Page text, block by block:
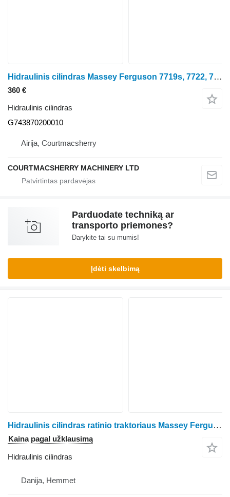
Hidraulinis cilindras Massey Ferguson 7719s, 7722, 7724, 7726 Lift Cylinder Ram G743870200010 ratinio traktoriaus
360 €
Hidraulinis cilindras
G743870200010
Airija, Courtmacsherry
COURTMACSHERRY MACHINERY LTD
Parduodate techniką ar
transporto priemones?
Darykite tai su mumis!
Įdėti skelbimą
Hidraulinis cilindras ratinio traktoriaus Massey Ferguson Valtra
Kaina pagal užklausimą
Hidraulinis cilindras
Danija, Hemmet